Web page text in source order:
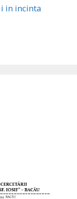
in incinta